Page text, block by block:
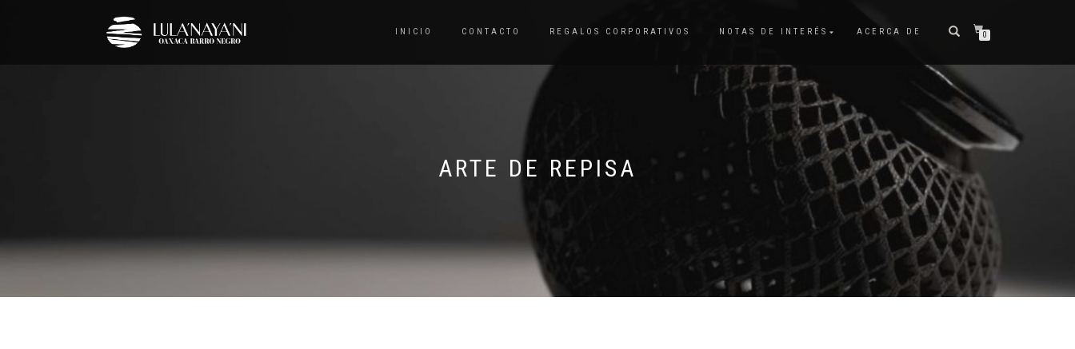
INICIO CONTACTO REGALOS CORPORATIVOS NOTAS DE INTERÉS ACERCA DE 0
ARTE DE REPISA